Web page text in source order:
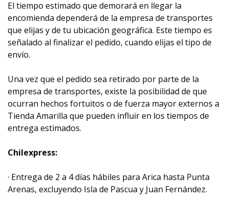
El tiempo estimado que demorará en llegar la
encomienda dependerá de la empresa de transportes
que elijas y de tu ubicación geográfica. Este tiempo es
señalado al finalizar el pedido, cuando elijas el tipo de
envío.
Una vez que el pedido sea retirado por parte de la
empresa de transportes, existe la posibilidad de que
ocurran hechos fortuitos o de fuerza mayor externos a
Tienda Amarilla que pueden influir en los tiempos de
entrega estimados.
Chilexpress:
· Entrega de 2 a 4 días hábiles para Arica hasta Punta
Arenas, excluyendo Isla de Pascua y Juan Fernández.